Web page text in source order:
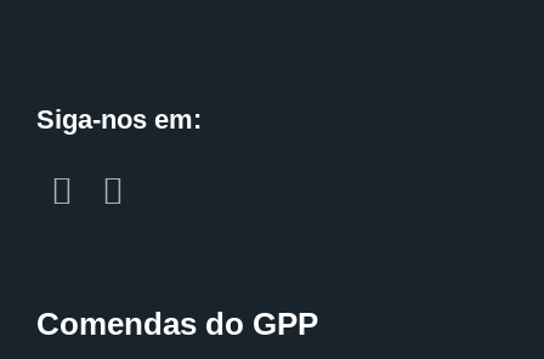
Siga-nos em:
Comendas do GPP